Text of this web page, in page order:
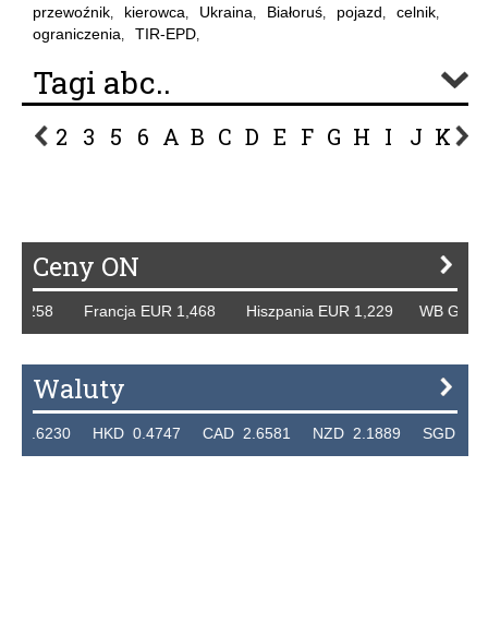
przewoźnik, kierowca, Ukraina, Białoruś, pojazd, celnik,
ograniczenia, TIR-EPD,
Tagi abc..
2 3 5 6 A B C D E F G H I J K L
Ceny ON
Francja EUR 1,468 Hiszpania EUR 1,229 WB
Waluty
HKD 0.4747 CAD 2.6581 NZD 2.1889 SGD